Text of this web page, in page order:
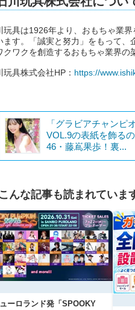
玩具は1926年より、おもちゃ業
ます。「誠実と努力」をもって
クワクを創造するおもちゃ業界
玩具株式会社HP： https://
「グラビアチャンピ
VOL.9の表紙を飾る
46・藤嶌果歩！裏...
こんな記事も読まれていま
ーロランド発「SPOOKY